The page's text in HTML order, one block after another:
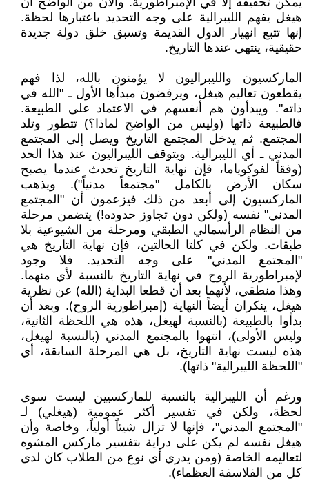
هيغل يفهم الليبرالية على وجه التحديد باعتبارها لحظة.
إنها تتبع انهيار الدول القديمة وتسبق خلق دولة جديدة
حقيقية، ينتهي عندها التاريخ.
الماركسيون والليبراليون لا يؤمنون بالله، لذا فهم
يقطعون تعاليم هيغل، ويرفضون مبدأها الأول ـ "الله في
ذاته". ويبدأون هم أنفسهم في الاعتماد على الطبيعة.
فالطبيعة ذاتها (وليس من الواضح لماذا؟) تتطور وتلد
المجتمع. ثم يدخل المجتمع التاريخ ويصل إلى المجتمع
المدني ـ أي الليبرالية. ويتوقف الليبراليون عند هذا الحد
(وفقاً لفوكوياما، فإن نهاية التاريخ تحدث عندما يصبح
سكان الأرض بالكامل "مجتمعاً مدنياً"). ويذهب
الماركسيون إلى أبعد من ذلك فيزعمون أن "المجتمع
المدني" نفسه (ولكن دون تجاوز حدوده!) يتضمن مرحلة
من النظام الرأسمالي الطبقي ومرحلة من الشيوعية بلا
طبقات. ولكن في كلتا الحالتين، فإن نهاية التاريخ هي
"المجتمع المدني" على وجه التحديد. فلا وجود
لإمبراطورية الروح في نهاية التاريخ بالنسبة لأي منهما.
وهذا منطقي، لأنهما بعد أن قطعا البداية (الله) عن نظرية
هيغل، ينكران أيضاً النهاية (إمبراطورية الروح). وبعد أن
بدأوا بالطبيعة (بالنسبة لهيغل، هذه هي اللحظة الثانية،
وليس الأولى)، انتهوا بالمجتمع المدني (بالنسبة لهيغل،
هذه ليست نهاية التاريخ، بل هي المرحلة السابقة، أي
"اللحظة الليبرالية" ذاتها).
ورغم أن الليبرالية بالنسبة للماركسيين ليست سوى
لحظة، ولكن في تفسير أكثر عمومية (هيغلي) لـ
"المجتمع المدني"، فإنها لا تزال شيئاً أولياً، وخاصة وأن
هيغل نفسه لم يكن على دراية بتفسير ماركس المشوه
لتعاليمه الخاصة (ومن يدري أي نوع من الطلاب كان لدى
كل من الفلاسفة العظماء).